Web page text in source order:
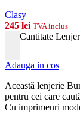
Clasy
245 lei TVA inclus
-
Cantitate
Adauga in cos
Această lenjerie
pentru cei care
Cu imprimeuri